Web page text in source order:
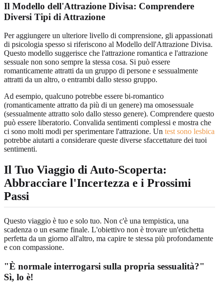
Il Modello dell'Attrazione Divisa: Comprendere
Diversi Tipi di Attrazione
Per aggiungere un ulteriore livello di comprensione, gli appassionati
di psicologia spesso si riferiscono al Modello dell'Attrazione Divisa.
Questo modello suggerisce che l'attrazione romantica e l'attrazione
sessuale non sono sempre la stessa cosa. Si può essere
romanticamente attratti da un gruppo di persone e sessualmente
attratti da un altro, o entrambi dallo stesso gruppo.
Ad esempio, qualcuno potrebbe essere bi-romantico
(romanticamente attratto da più di un genere) ma omosessuale
(sessualmente attratto solo dallo stesso genere). Comprendere questo
può essere liberatorio. Convalida sentimenti complessi e mostra che
ci sono molti modi per sperimentare l'attrazione. Un test sono lesbica
potrebbe aiutarti a considerare queste diverse sfaccettature dei tuoi
sentimenti.
Il Tuo Viaggio di Auto-Scoperta:
Abbracciare l'Incertezza e i Prossimi
Passi
Questo viaggio è tuo e solo tuo. Non c'è una tempistica, una
scadenza o un esame finale. L'obiettivo non è trovare un'etichetta
perfetta da un giorno all'altro, ma capire te stessa più profondamente
e con compassione.
"È normale interrogarsi sulla propria sessualità?"
Sì, lo è!